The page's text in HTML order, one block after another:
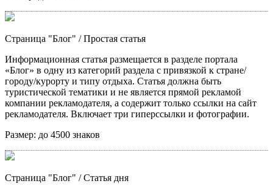
Страница "Блог" / Простая статья
Информационная статья размещается в разделе портала
«Блог» в одну из категорий раздела с привязкой к стране/
городу/курорту и типу отдыха. Статья должна быть
туристической тематики и не является прямой рекламой
компании рекламодателя, а содержит только ссылки на сайт
рекламодателя. Включает три гиперссылки и фотографии.
Размер: до 4500 знаков
Страница "Блог" / Статья дня